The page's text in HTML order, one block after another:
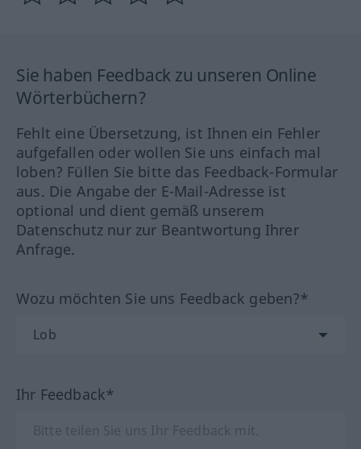
Sie haben Feedback zu unseren Online
Wörterbüchern?
Fehlt eine Übersetzung, ist Ihnen ein Fehler
aufgefallen oder wollen Sie uns einfach mal
loben? Füllen Sie bitte das Feedback-Formular
aus. Die Angabe der E-Mail-Adresse ist
optional und dient gemäß unserem
Datenschutz nur zur Beantwortung Ihrer
Anfrage.
Wozu möchten Sie uns Feedback geben?*
Ihr Feedback*